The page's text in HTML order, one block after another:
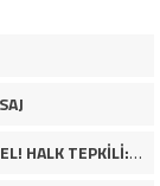
YETER ARTIK FERHAT İLE ŞİRİN’İN YOLUNA ENGEL! HALK TEPKİLİ: “YOLU KAPATMAK ÇÖZÜM DEĞİL, GÖREVİNİ YAP!”